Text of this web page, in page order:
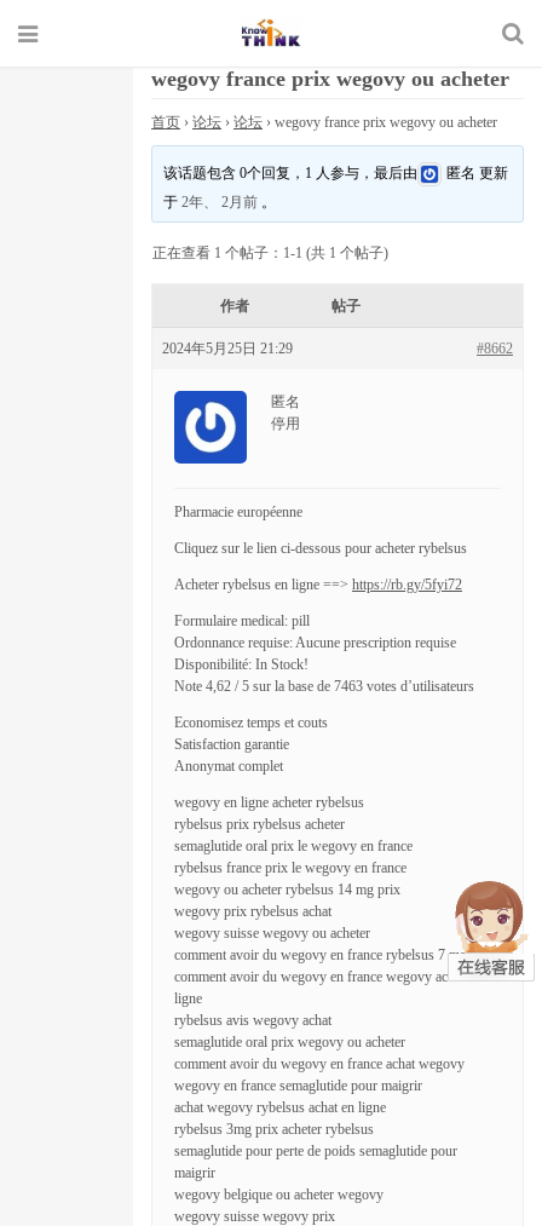
wegovy france prix wegovy ou acheter
首页 › 论坛 › 论坛 › wegovy france prix wegovy ou acheter
该话题包含 0个回复，1 人参与，最后由 匿名 更新
于2年、 2月前 。
正在查看 1 个帖子：1-1 (共 1 个帖子)
作者 帖子
2024年5月25日 21:29 #8662
匿名
停用
Pharmacie européenne
Cliquez sur le lien ci-dessous pour acheter rybelsus
Acheter rybelsus en ligne ==> https://rb.gy/5fyi72
Formulaire medical: pill
Ordonnance requise: Aucune prescription requise
Disponibilité: In Stock!
Note 4,62 / 5 sur la base de 7463 votes d’utilisateurs
Economisez temps et couts
Satisfaction garantie
Anonymat complet
wegovy en ligne acheter rybelsus
rybelsus prix rybelsus acheter
semaglutide oral prix le wegovy en france
rybelsus france prix le wegovy en france
wegovy ou acheter rybelsus 14 mg prix
wegovy prix rybelsus achat
wegovy suisse wegovy ou acheter
comment avoir du wegovy en france rybelsus 7 mg prix
comment avoir du wegovy en france wegovy achat en
ligne
rybelsus avis wegovy achat
semaglutide oral prix wegovy ou acheter
comment avoir du wegovy en france achat wegovy
wegovy en france semaglutide pour maigrir
achat wegovy rybelsus achat en ligne
rybelsus 3mg prix acheter rybelsus
semaglutide pour perte de poids semaglutide pour
maigrir
wegovy belgique ou acheter wegovy
wegovy suisse wegovy prix